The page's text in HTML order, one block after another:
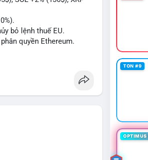
bỏ lệnh thuế EU.
quyền Ethereum.
đồng thuận hai đảng.
khung mới nghiêm
các vụ án hình sự và
cản pháp lý.
TON #9
OPTIMUS